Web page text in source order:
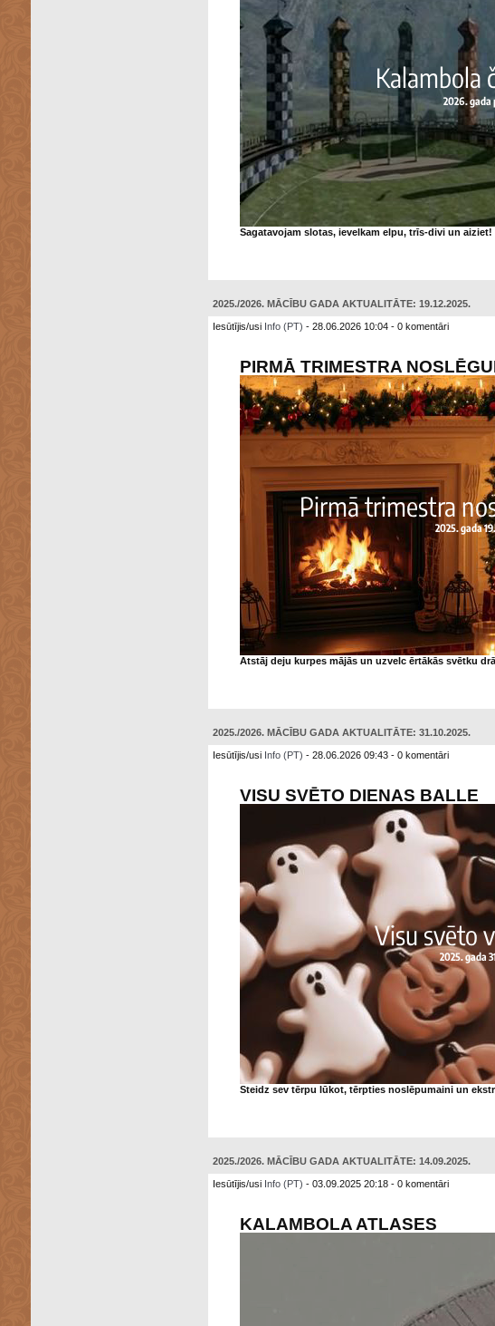
Sagatavojam slotas, ievelkam elpu, trīs-divi un aiziet!
2025./2026. MĀCĪBU GADA AKTUALITĀTE: 19.12.2025.
Iesūtījis/usi Info (PT) - 28.06.2026 10:04 - 0 komentāri
PIRMĀ TRIMESTRA
Atstāj deju kurpes mājās un uzvelc ērtākās svētku
2025./2026. MĀCĪBU GADA AKTUALITĀTE: 31.10.2025.
Iesūtījis/usi Info (PT) - 28.06.2026 09:43 - 0 komentāri
VISU SVĒTO DIENAS BALLE
Steidz sev tērpu lūkot, tērpties noslēpumaini un
2025./2026. MĀCĪBU GADA AKTUALITĀTE: 14.09.2025.
Iesūtījis/usi Info (PT) - 03.09.2025 20:18 - 0 komentāri
KALAMBOLA ATLASES